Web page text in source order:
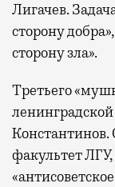
Лигачев.
сторону
сторону зла».
Третьего
факультет